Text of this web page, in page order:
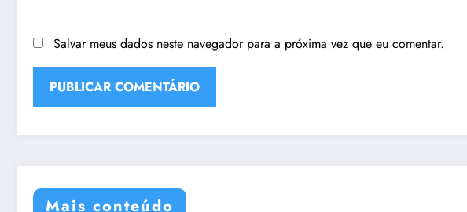
Salvar meus dados neste navegador para a próxima vez que eu comentar.
Mais conteúdo